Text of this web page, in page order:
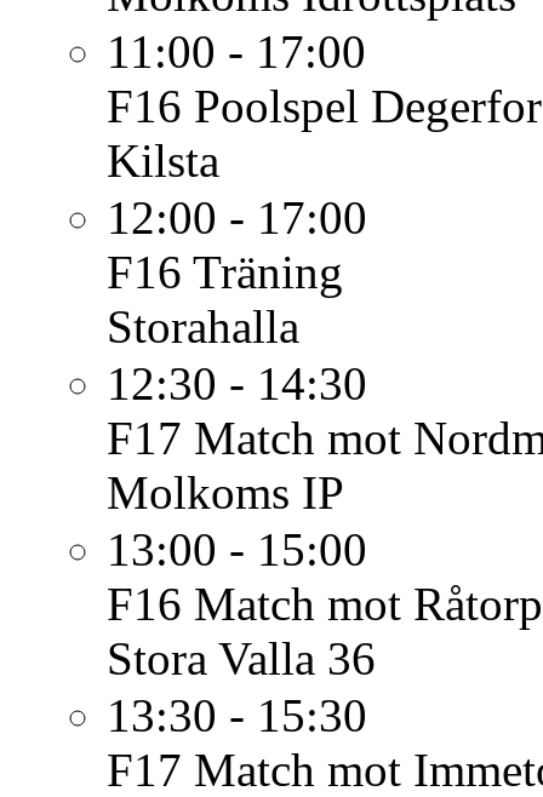
11:00 - 17:00
F16 Poolspel
Kilsta
12:00 - 17:00
F16 Träning
Storahalla
12:30 - 14:30
F17 Match mot
Molkoms IP
13:00 - 15:00
F16 Match mot
Stora Valla 36
13:30 - 15:30
F17 Match mot